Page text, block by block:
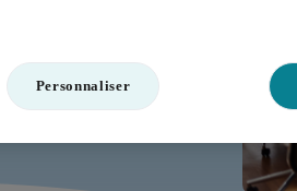
santé,
Personnaliser